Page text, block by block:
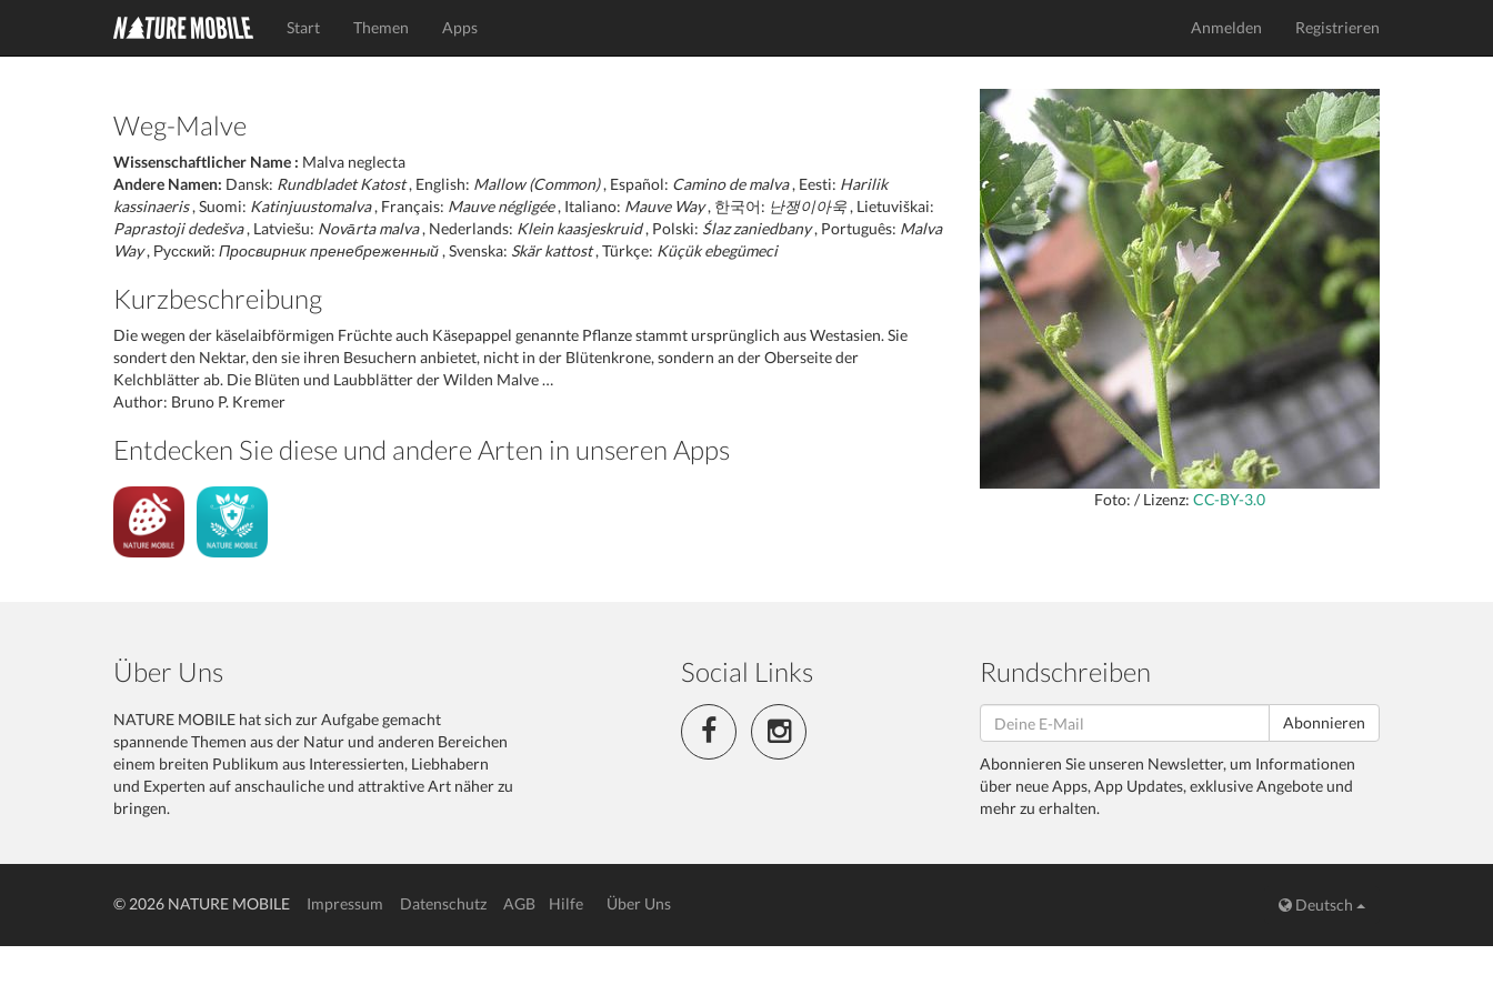
Start Themen Apps Anmelden Registrieren
Weg-Malve
Wissenschaftlicher Name : Malva neglecta
Andere Namen: Dansk: Rundbladet Katost, English: Mallow (Common), Español: Camino de malva, Eesti: Harilik
kassinaeris, Suomi: Katinjuustomalva, Français: Mauve négligée, Italiano: Mauve Way, 한국어: 난쟁이아욱 , Lietuviškai:
Paprastoji dedešva, Latviešu: Novārta malva, Nederlands: Klein kaasjeskruid, Polski: Ślaz zaniedbany, Português: Malva
Way, Русский: Просвирник пренебреженный , Svenska: Skär kattost, Türkçe: Küçük ebegümeci
Kurzbeschreibung
Die wegen der käselaibförmigen Früchte auch Käsepappel genannte Pflanze stammt ursprünglich aus Westasien. Sie
sondert den Nektar, den sie ihren Besuchern anbietet, nicht in der Blütenkrone, sondern an der Oberseite der
Kelchblätter ab. Die Blüten und Laubblätter der Wilden Malve …
Author: Bruno P. Kremer
Entdecken Sie diese und andere Arten in unseren Apps
Foto: / Lizenz: CC-BY-3.0
Über Uns
NATURE MOBILE hat sich zur Aufgabe gemacht
spannende Themen aus der Natur und anderen Bereichen
einem breiten Publikum aus Interessierten, Liebhabern
und Experten auf anschauliche und attraktive Art näher zu
bringen.
Social Links Rundschreiben
Abonnieren
Abonnieren Sie unseren Newsletter, um Informationen
über neue Apps, App Updates, exklusive Angebote und
mehr zu erhalten.
© 2026 NATURE MOBILE Impressum Datenschutz AGB Hilfe Über Uns Deutsch